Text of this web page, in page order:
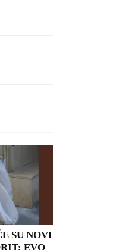
SU NOVI
EVO